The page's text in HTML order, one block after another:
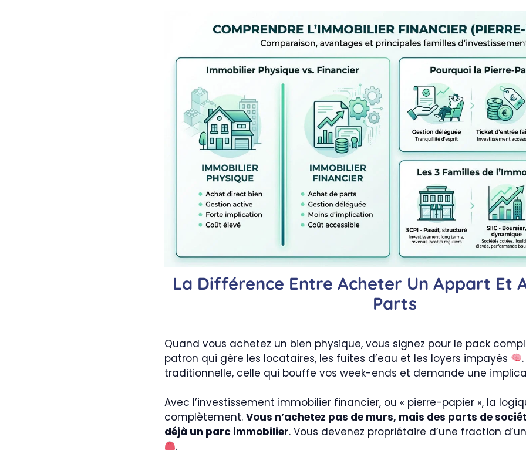
La Différence Entre Acheter Un Appart Et
Parts
Quand vous achetez un bien physique, vous signez pour le pack
patron qui gère les locataires, les fuites d’eau et les loyers impayés
traditionnelle, celle qui bouffe vos week-ends et demande une
Avec l’investissement immobilier financier, ou « pierre-papier », la
complètement. Vous n’achetez pas de murs, mais des parts de
déjà un parc immobilier. Vous devenez propriétaire d’une fraction
.